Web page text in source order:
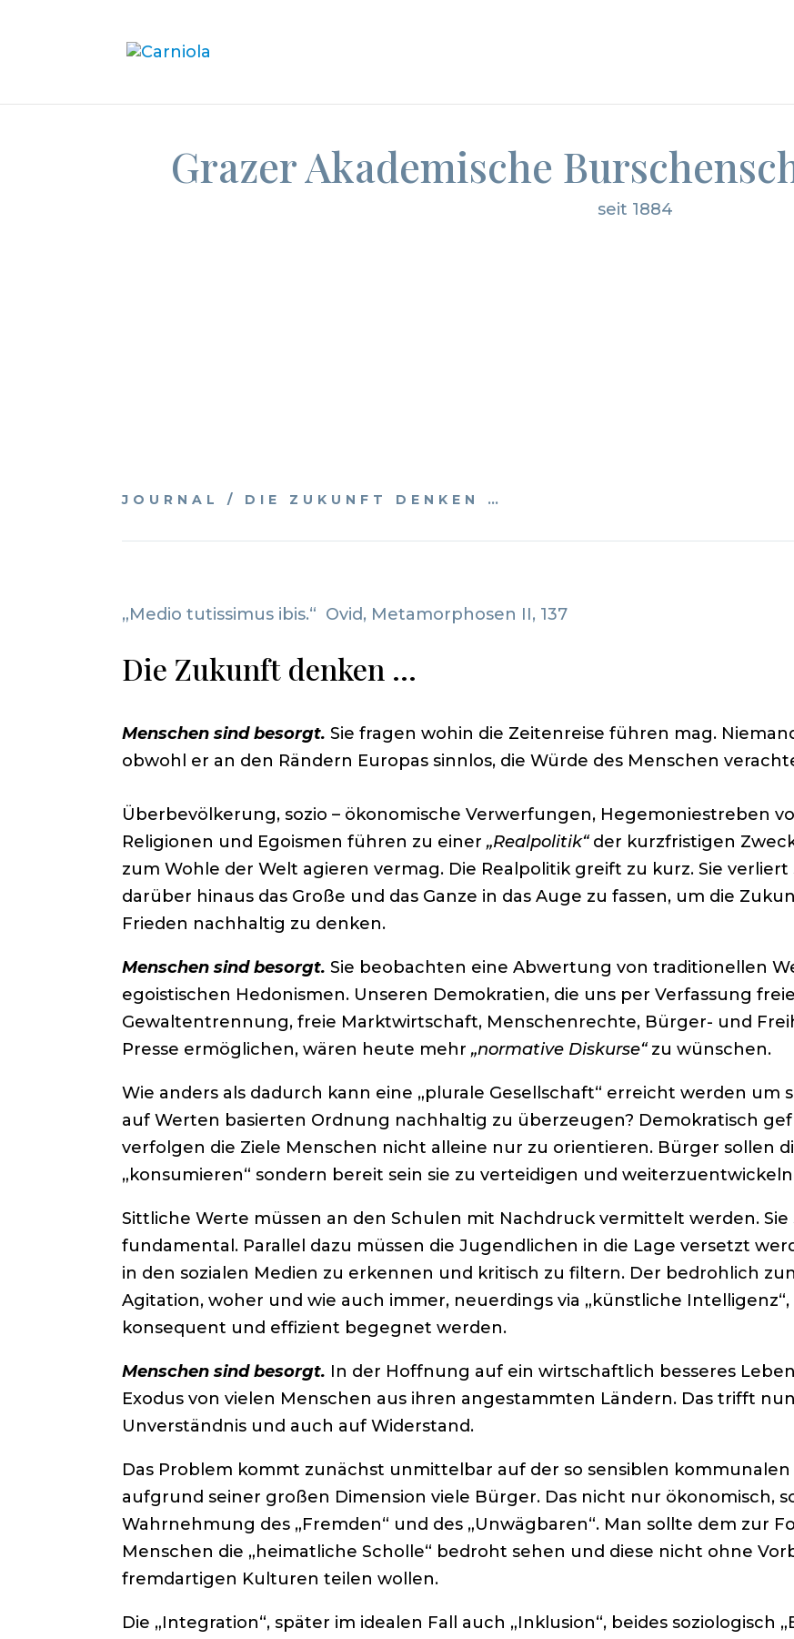
Grazer Akademische
seit 1884
JOURNAL / DIE ZUKUNFT DENKEN …
„Medio tutissimus ibis.“ Ovid, Metamorphosen II, 137
Die Zukunft denken …
Menschen sind besorgt. Sie fragen wohin die Zeitenreise führen mag.
obwohl er an den Rändern Europas sinnlos, die Würde des Menschen
Überbevölkerung, sozio – ökonomische Verwerfungen, Hegemoniestreben
Religionen und Egoismen führen zu einer„Realpolitik“der kurzfristigen
zum Wohle der Welt agieren vermag. Die Realpolitik greift zu kurz. Sie
darüber hinaus das Große und das Ganze in das Auge zu fassen, um die
Frieden nachhaltig zu denken.
Menschen sind besorgt. Sie beobachten eine Abwertung von traditionellen
egoistischen Hedonismen. Unseren Demokratien, die uns per Verfassung
Gewaltentrennung, freie Marktwirtschaft, Menschenrechte, Bürger- und
Presse ermöglichen, wären heute mehr„normative Diskurse“zu wünschen.
Wie anders als dadurch kann eine „plurale Gesellschaft“ erreicht werden
auf Werten basierten Ordnung nachhaltig zu überzeugen? Demokratisch
verfolgen die Ziele Menschen nicht alleine nur zu orientieren. Bürger sollen
„konsumieren“ sondern bereit sein sie zu verteidigen und
Sittliche Werte müssen an den Schulen mit Nachdruck vermittelt werden.
fundamental. Parallel dazu müssen die Jugendlichen in die Lage versetzt
in den sozialen Medien zu erkennen und kritisch zu filtern. Der bedrohlich
Agitation, woher und wie auch immer, neuerdings via „künstliche
konsequent und effizient begegnet werden.
Menschen sind besorgt. In der Hoffnung auf ein wirtschaftlich besseres
Exodus von vielen Menschen aus ihren angestammten Ländern. Das trifft
Unverständnis und auch auf Widerstand.
Das Problem kommt zunächst unmittelbar auf der so sensiblen
aufgrund seiner großen Dimension viele Bürger. Das nicht nur ökonomisch,
Wahrnehmung des „Fremden“ und des „Unwägbaren“. Man sollte dem zur
Menschen die „heimatliche Scholle“ bedroht sehen und diese nicht ohne
fremdartigen Kulturen teilen wollen.
Die „Integration“, später im idealen Fall auch „Inklusion“, beides soziologisch